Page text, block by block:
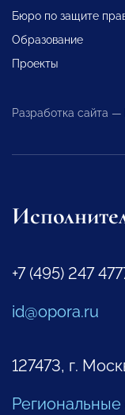
Бюро по защите
Образование
Проекты
Разработка сайта —
+7 (495) 247
id@opora.ru
127473, г.